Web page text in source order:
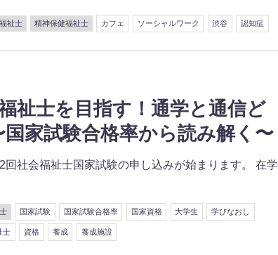
祉士 精神保健福祉士 カフェ ソーシャルワーク 渋谷 認知症
祉士を目指す！通学と通信ど
家試験合格率から読み解く〜
回社会福祉士国家試験の申し込みが始まります。 在学
国家試験 国家試験合格率 国家資格 大学生 学びなおし
士 資格 養成 養成施設